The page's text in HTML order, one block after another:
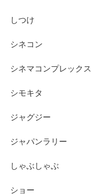
しつけ
シネコン
シネマコンプレックス
シモキタ
ジャグジー
ジャパンラリー
しゃぶしゃぶ
ショー